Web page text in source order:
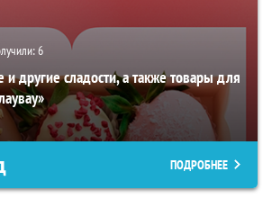
6
другие сладости, а также товары для
ПОДРОБНЕЕ